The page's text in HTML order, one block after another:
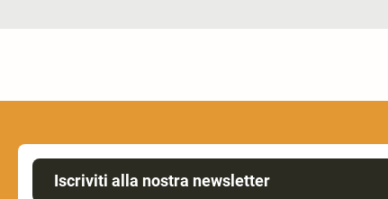
Iscriviti alla nostra newsletter